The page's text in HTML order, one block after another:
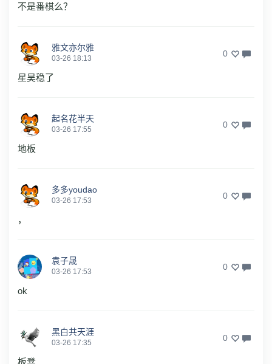
不是番棋么？
雅文亦尔雅
03-26 18:13 0
星昊稳了
起名花半天
03-26 17:55 0
地板
多多youdao
03-26 17:53 0
，
袁子晟
03-26 17:53 0
ok
黑白共天涯
03-26 17:35 0
板凳